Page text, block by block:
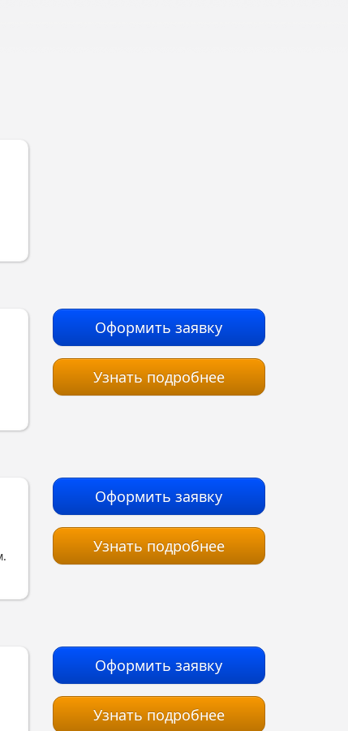
Оформить заявку
Узнать подробнее
Оформить заявку
Узнать подробнее
Оформить заявку
Узнать подробнее